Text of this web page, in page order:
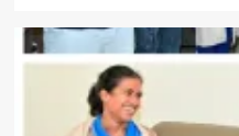
पर्यटन
एवं
संस्कृति
मंत्री
श्री